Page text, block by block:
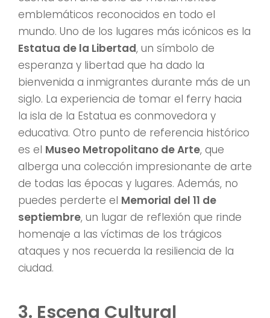
emblemáticos reconocidos en todo el
mundo. Uno de los lugares más icónicos es la
Estatua de la Libertad, un símbolo de
esperanza y libertad que ha dado la
bienvenida a inmigrantes durante más de un
siglo. La experiencia de tomar el ferry hacia
la isla de la Estatua es conmovedora y
educativa. Otro punto de referencia histórico
es el Museo Metropolitano de Arte, que
alberga una colección impresionante de arte
de todas las épocas y lugares. Además, no
puedes perderte el Memorial del 11 de
septiembre, un lugar de reflexión que rinde
homenaje a las víctimas de los trágicos
ataques y nos recuerda la resiliencia de la
ciudad.
3. Escena Cultural